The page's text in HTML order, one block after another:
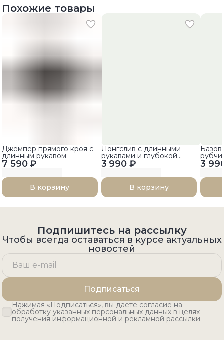
Похожие товары
7 590 ₽
Джемпер прямого кроя с
длинным рукавом
В корзину
3 990 ₽
Лонгслив с длинными
рукавами и глубокой
округлой горловиной
В корзину
3
Подпишитесь на рассылку
Чтобы всегда оставаться в курсе актуальных
новостей
Подписаться
Нажимая «Подписаться», вы даете согласие на
обработку указанных персональных данных в целях
получения информационной и рекламной рассылки